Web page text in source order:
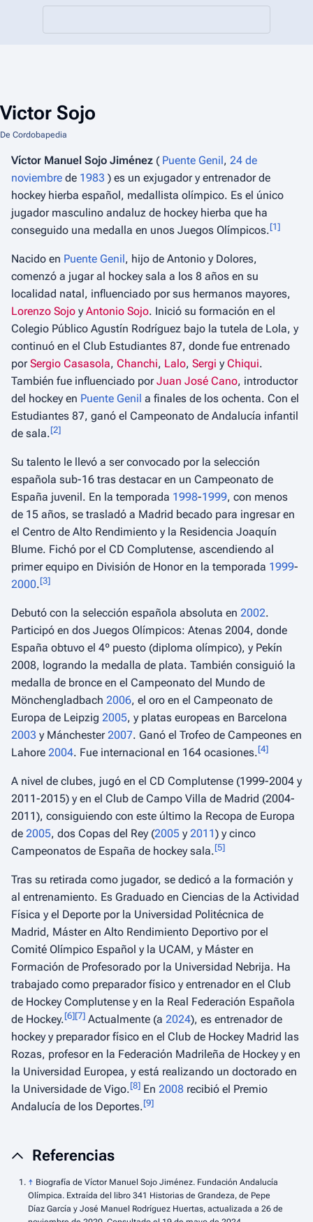
Victor Sojo
De Cordobapedia
Víctor Manuel Sojo Jiménez ( Puente Genil, 24 de
noviembre de 1983 ) es un exjugador y entrenador de
hockey hierba español, medallista olímpico. Es el único
jugador masculino andaluz de hockey hierba que ha
conseguido una medalla en unos Juegos Olímpicos.[1]
Nacido en Puente Genil, hijo de Antonio y Dolores,
comenzó a jugar al hockey sala a los 8 años en su
localidad natal, influenciado por sus hermanos mayores,
Lorenzo Sojo yAntonio Sojo. Inició su formación en el
Colegio Público Agustín Rodríguez bajo la tutela de Lola, y
continuó en el Club Estudiantes 87, donde fue entrenado
porSergio Casasola, Chanchi, Lalo, Sergi yChiqui.
También fue influenciado porJuan José Cano, introductor
del hockey en Puente Genil a finales de los ochenta. Con el
Estudiantes 87, ganó el Campeonato de Andalucía infantil
de sala.[2]
Su talento le llevó a ser convocado por la selección
española sub-16 tras destacar en un Campeonato de
España juvenil. En la temporada 1998-1999, con menos
de 15 años, se trasladó a Madrid becado para ingresar en
el Centro de Alto Rendimiento y la Residencia Joaquín
Blume. Fichó por el CD Complutense, ascendiendo al
primer equipo en División de Honor en la temporada 1999-
2000.[3]
Debutó con la selección española absoluta en 2002.
Participó en dos Juegos Olímpicos: Atenas 2004, donde
España obtuvo el 4º puesto (diploma olímpico), y Pekín
2008, logrando la medalla de plata. También consiguió la
medalla de bronce en el Campeonato del Mundo de
Mönchengladbach 2006, el oro en el Campeonato de
Europa de Leipzig 2005, y platas europeas en Barcelona
2003 y Mánchester2007. Ganó el Trofeo de Campeones en
Lahore 2004. Fue internacional en 164 ocasiones.[4]
A nivel de clubes, jugó en el CD Complutense (1999-2004 y
2011-2015) y en el Club de Campo Villa de Madrid (2004-
2011), consiguiendo con este último la Recopa de Europa
de 2005, dos Copas del Rey (2005 y2011) y cinco
Campeonatos de España de hockey sala.[5]
Tras su retirada como jugador, se dedicó a la formación y
al entrenamiento. Es Graduado en Ciencias de la Actividad
Física y el Deporte por la Universidad Politécnica de
Madrid, Máster en Alto Rendimiento Deportivo por el
Comité Olímpico Español y la UCAM, y Máster en
Formación de Profesorado por la Universidad Nebrija. Ha
trabajado como preparador físico y entrenador en el Club
de Hockey Complutense y en la Real Federación Española
de Hockey.[6][7] Actualmente (a 2024), es entrenador de
hockey y preparador físico en el Club de Hockey Madrid las
Rozas, profesor en la Federación Madrileña de Hockey y en
la Universidad Europea, y está realizando un doctorado en
la Universidade de Vigo.[8] En 2008 recibió el Premio
Andalucía de los Deportes.[9]
Referencias
↑ Biografía de Víctor Manuel Sojo Jiménez. Fundación Andalucía
Olímpica. Extraída del libro 341 Historias de Grandeza, de Pepe
Díaz García y José Manuel Rodríguez Huertas, actualizada a 26 de